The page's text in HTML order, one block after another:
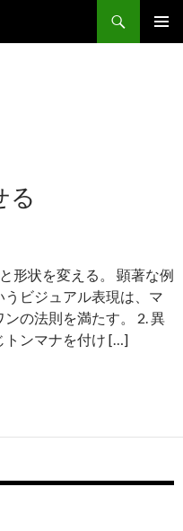
る
形状を変える。 顕著な例
ビジュアル表現は、マ
の法則を満たす。 2. 異
トンマナを付け […]